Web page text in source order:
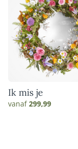
Ik mis je
vanaf299,99